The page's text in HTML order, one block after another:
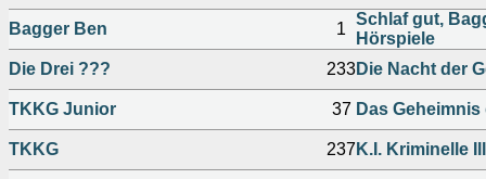
Bagger Ben 1
Schlaf gut,
Hörspiele
Die Drei ???
233Die Nacht der
TKKG Junior 37 Das
TKKG 237 K.I. Kriminelle